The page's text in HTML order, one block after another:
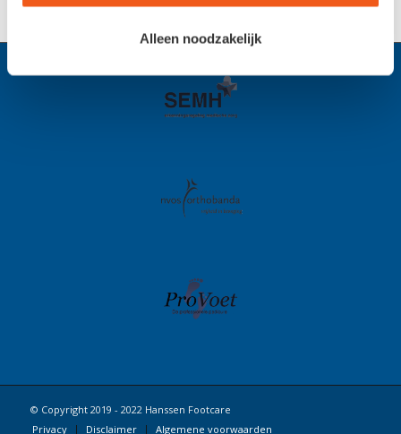
Alleen noodzakelijk
© Copyright 2019 - 2022 Hanssen Footcare
Privacy
Disclaimer Algemene voorwaarden